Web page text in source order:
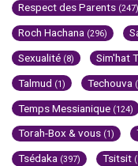
Respect des Parents (247)
Roch Hachana (296)
Sexualité (8) Sim'hat
Talmud (1) Techouva
Temps Messianique (124)
Torah-Box & vous (1)
Tsédaka (397) Tsitsit